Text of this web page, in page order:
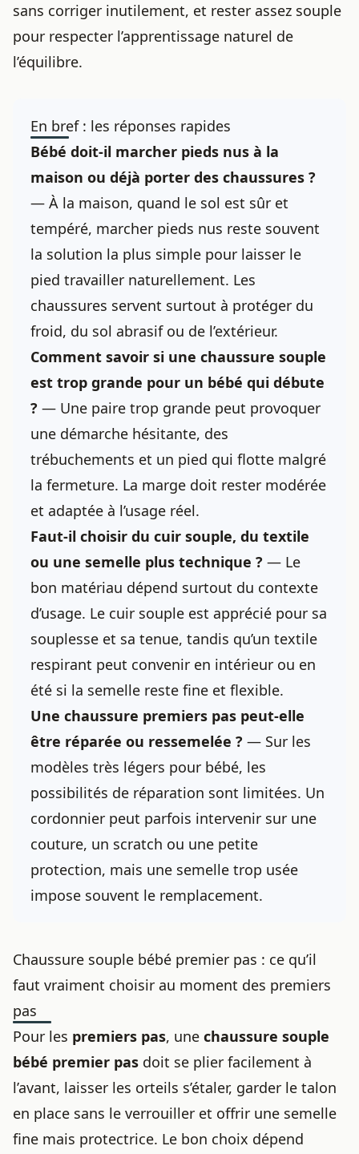
sans corriger inutilement, et rester assez souple
pour respecter l’apprentissage naturel de
l’équilibre.
En bref : les réponses rapides
Bébé doit-il marcher pieds nus à la
maison ou déjà porter des chaussures ?
— À la maison, quand le sol est sûr et
tempéré, marcher pieds nus reste souvent
la solution la plus simple pour laisser le
pied travailler naturellement. Les
chaussures servent surtout à protéger du
froid, du sol abrasif ou de l’extérieur.
Comment savoir si une chaussure souple
est trop grande pour un bébé qui débute
? — Une paire trop grande peut provoquer
une démarche hésitante, des
trébuchements et un pied qui flotte malgré
la fermeture. La marge doit rester modérée
et adaptée à l’usage réel.
Faut-il choisir du cuir souple, du textile
ou une semelle plus technique ? — Le
bon matériau dépend surtout du contexte
d’usage. Le cuir souple est apprécié pour sa
souplesse et sa tenue, tandis qu’un textile
respirant peut convenir en intérieur ou en
été si la semelle reste fine et flexible.
Une chaussure premiers pas peut-elle
être réparée ou ressemelée ? — Sur les
modèles très légers pour bébé, les
possibilités de réparation sont limitées. Un
cordonnier peut parfois intervenir sur une
couture, un scratch ou une petite
protection, mais une semelle trop usée
impose souvent le remplacement.
Chaussure souple bébé premier pas : ce qu’il
faut vraiment choisir au moment des premiers
pas
Pour les premiers pas, une chaussure souple
bébé premier pas doit se plier facilement à
l’avant, laisser les orteils s’étaler, garder le talon
en place sans le verrouiller et offrir une semelle
fine mais protectrice. Le bon choix dépend